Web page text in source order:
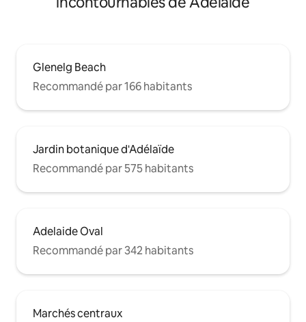
Glenelg Beach
Recommandé par 166 habitants
Jardin botanique d'Adélaïde
Recommandé par 575 habitants
Adelaide Oval
Recommandé par 342 habitants
Marchés centraux